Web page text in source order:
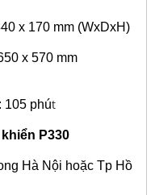
x 170 mm (WxDxH)
x 570 mm
105 phút
P330
Hà Nội hoặc Tp Hồ